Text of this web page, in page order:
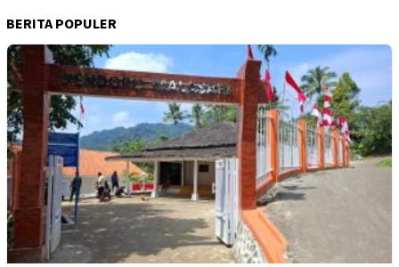
BERITA POPULER